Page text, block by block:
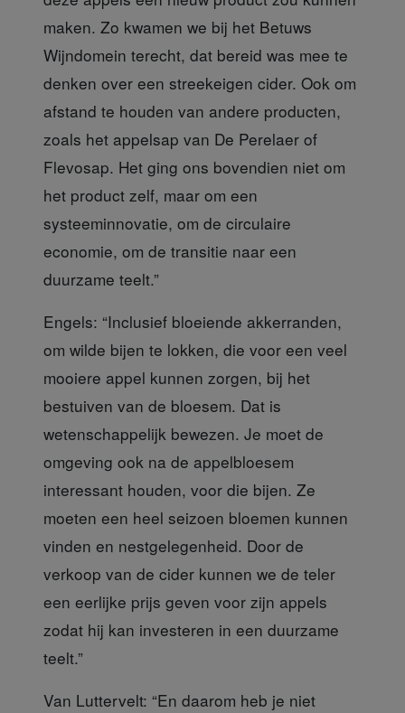
maken. Zo kwamen we bij het Betuws
Wijndomein terecht, dat bereid was mee te
denken over een streekeigen cider. Ook om
afstand te houden van andere producten,
zoals het appelsap van De Perelaer of
Flevosap. Het ging ons bovendien niet om
het product zelf, maar om een
systeeminnovatie, om de circulaire
economie, om de transitie naar een
duurzame teelt.”
Engels: “Inclusief bloeiende akkerranden,
om wilde bijen te lokken, die voor een veel
mooiere appel kunnen zorgen, bij het
bestuiven van de bloesem. Dat is
wetenschappelijk bewezen. Je moet de
omgeving ook na de appelbloesem
interessant houden, voor die bijen. Ze
moeten een heel seizoen bloemen kunnen
vinden en nestgelegenheid. Door de
verkoop van de cider kunnen we de teler
een eerlijke prijs geven voor zijn appels
zodat hij kan investeren in een duurzame
teelt.”
Van Luttervelt: “En daarom heb je niet